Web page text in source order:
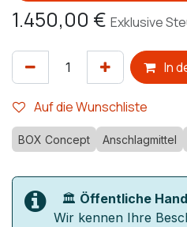
1.450,00 € Exklusive
In
Auf die Wunschliste
BOX Concept Anschlagmittel
🏛️ Öffentliche
Wir kennen Ihre